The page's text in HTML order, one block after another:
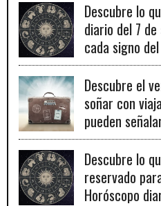
Descubre lo
diario del 7
cada signo
para el éxito.
Descubre el
soñar con
pueden
en tu vida
Descubre lo
reservado
Horóscopo